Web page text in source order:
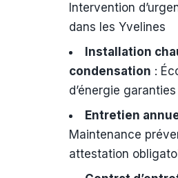
Intervention
dans les Yvelines
Installation
condensation :
d’énergie garanties
Entretien
Maintenance
attestation